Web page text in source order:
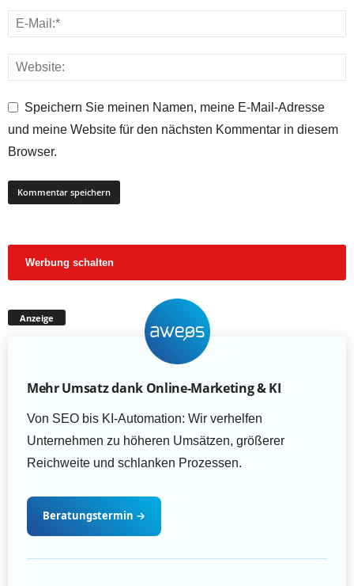
Speichern Sie meinen Namen, meine E-Mail-Adresse
und meine Website für den nächsten Kommentar in diesem
Browser.
Werbung schalten
Anzeige
Mehr Umsatz dank Online-Marketing & KI
Von SEO bis KI-Automation: Wir verhelfen
Unternehmen zu höheren Umsätzen, größerer
Reichweite und schlanken Prozessen.
Beratungstermin →